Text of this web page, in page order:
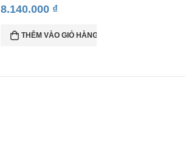
8.140.000 ₫
THÊM VÀO GIỎ HÀNG